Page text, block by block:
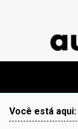
Você está aqui: